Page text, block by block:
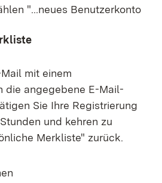
"...neues Benutzerkonto
mit einem
die angegebene E-Mail-
Sie Ihre Registrierung
und kehren zu
Merkliste" zurück.